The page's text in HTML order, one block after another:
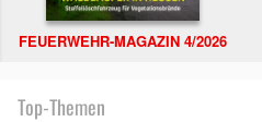
FEUERWEHR-MAGAZIN 4/2026
Top-Themen